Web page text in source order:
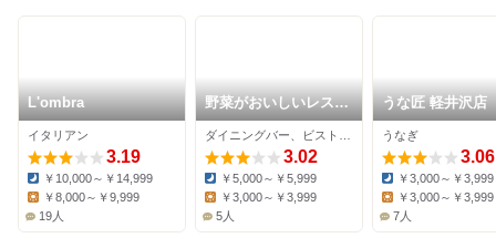
L'ombra
イタリアン
3.19
Dinner:
￥10,000～￥14,999
Lunch:
￥8,000～￥9,999
19人
野菜がおいしいレスト
ラン atelier blå by
LONGINGHOUSE
3.02
Dinner:
￥5,000～￥5,999
Lunch:
￥3,000～￥3,999
5人
うな匠 軽井沢店
うなぎ
3.06
Dinner:
￥3,000～￥3,999
Lunch:
￥3,000～￥3,999
7人